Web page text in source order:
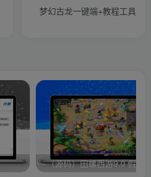
梦幻古龙一键端+教程工具